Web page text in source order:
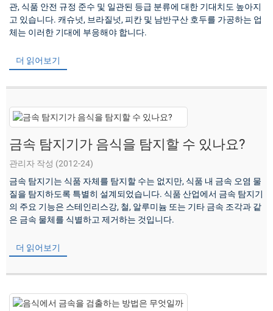
관, 식품 안전 규정 준수 및 일관된 등급 분류에 대한 기대치도 높아지
고 있습니다. 캐슈넛, 브라질넛, 피칸 및 남반구산 호두를 가공하는 업
체는 이러한 기대에 부응해야 합니다.
더 읽어보기
금속 탐지기가 음식을 탐지할 수 있나요?
관리자 작성 (2012-24)
금속 탐지기는 식품 자체를 탐지할 수는 없지만, 식품 내 금속 오염 물
질을 탐지하도록 특별히 설계되었습니다. 식품 산업에서 금속 탐지기
의 주요 기능은 스테인리스강, 철, 알루미늄 또는 기타 금속 조각과 같
은 금속 물체를 식별하고 제거하는 것입니다.
더 읽어보기